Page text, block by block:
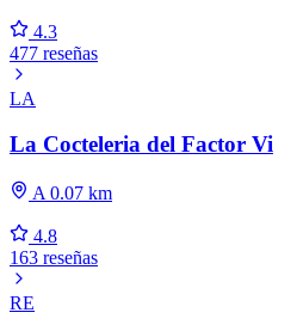
4.3
477 reseñas
LA
La Cocteleria del Factor Vi
A 0.07 km
4.8
163 reseñas
RE